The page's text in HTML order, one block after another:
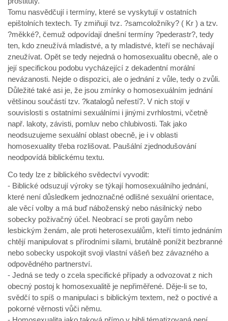
Tomu nasvědčují i termíny, které se vyskytují v ostatních
epištolních textech. Ty zmiňují tvz. ?samcoložníky? ( Kr ) a tzv.
?měkké?, čemuž odpovídají dnešní termíny ?pederastr?, tedy
ten, kdo zneužívá mladistvé, a ty mladistvé, kteří se nechávají
zneužívat. Opět se tedy nejedná o homosexualitu obecně, ale o
její specifickou podobu vycházející z dekadentní morální
nevázanosti. Nejde o dispozici, ale o jednání z vůle, tedy o zvůli.
Důležité také asi je, že jsou zmínky o homosexuálním jednání
většinou součástí tzv. ?katalogů neřestí?. V nich stojí v
souvislosti s ostatními sexuálními i jinými zvrhlostmi, včetně
např. lakoty, závisti, pomluv nebo chlubivosti. Tak jako
neodsuzujeme sexuální oblast obecně, je i v oblasti
homosexuality třeba rozlišovat. Paušální zjednodušování
neodpovídá biblickému textu.
Co tedy lze z biblického svědectví vyvodit:
- Biblické odsuzují výroky se týkají homosexuálního jednání,
které není důsledkem jednoznačné odlišné sexuální orientace,
ale věcí volby a má buď náboženský nebo násilnický nebo
sobecky poživačný účel. Neobrací se proti gayům nebo
lesbickým ženám, ale proti heterosexuálům, kteří tímto jednáním
chtějí manipulovat s přírodními silami, brutálně ponížit bezbranné
nebo sobecky uspokojit svoji vlastní vášeň bez závazného a
odpovědného partnerství.
- Jedná se tedy o zcela specifické případy a odvozovat z nich
obecný postoj k homosexualitě je nepřiměřené. Děje-li se to,
svědčí to spíš o manipulaci s biblickým textem, než o poctivé a
pokorné věrnosti vůči němu.